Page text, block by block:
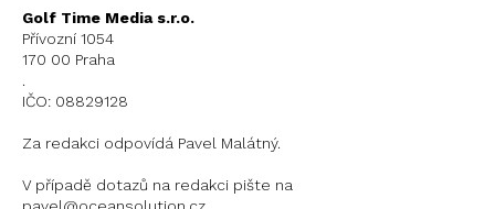
Golf Time Media s.r.o.
Přívozní 1054
170 00 Praha
.
IČO: 08829128
Za redakci odpovídá Pavel Malátný.
V případě dotazů na redakci pište na